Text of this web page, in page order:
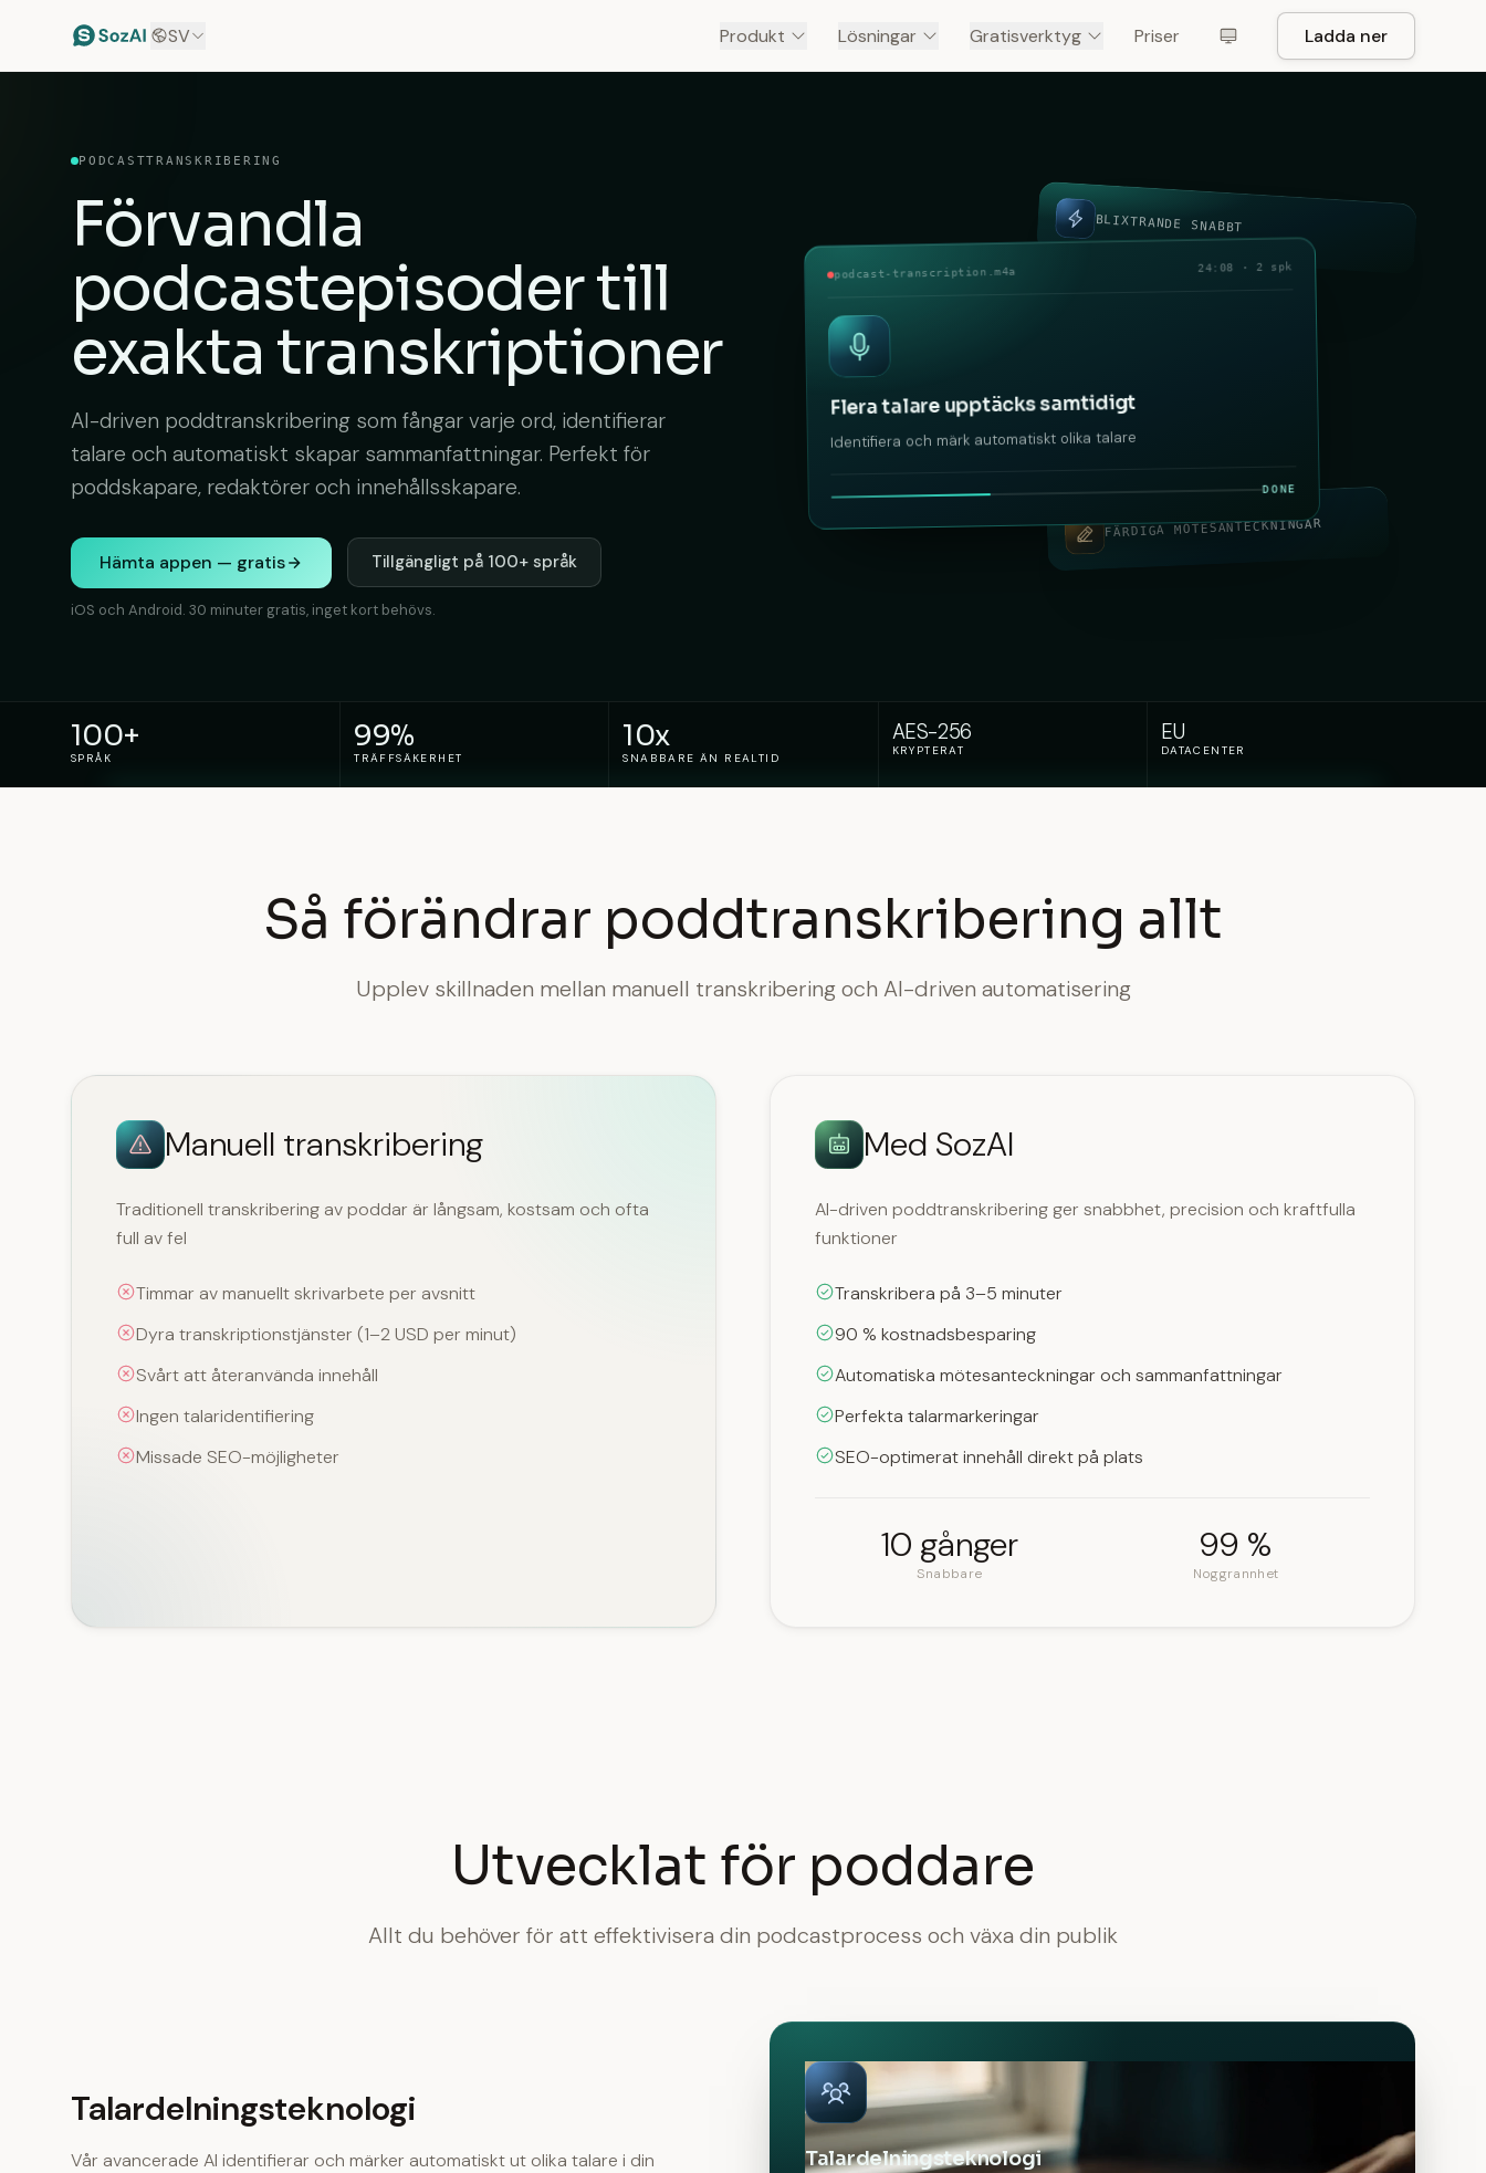
SV Produkt Lösningar Gratisverktyg Priser Ladda ner
PODCASTTRANSKRIBERING
Förvandla
podcastepisodertill
exakta transkriptioner
AI-driven poddtranskribering som fångar varje ord, identifierar
talare och automatiskt skapar sammanfattningar. Perfekt för
poddskapare, redaktörer och innehållsskapare.
Hämta appen — gratis
iOS och Android. 30 minuter gratis, inget kort behövs.
Tillgängligt på 100+ språk
BLIXTRANDE SNABBT
FÄRDIGA MÖTESANTECKNINGAR
podcast-transcription.m4a 24:08 · 2 spk
Flera talare upptäcks samtidigt
Identifiera och märk automatiskt olika talare
DONE
100+
SPRÅK
99%
TRÄFFSÄKERHET
10x
SNABBARE ÄN REALTID
AES-256
KRYPTERAT
EU
DATACENTER
Så förändrar poddtranskribering allt
Upplev skillnaden mellan manuell transkribering och AI-driven automatisering
Manuell transkribering
Traditionell transkribering av poddar är långsam, kostsam och ofta
full av fel
Timmar av manuellt skrivarbete per avsnitt
Dyra transkriptionstjänster (1–2 USD per minut)
Svårt att återanvända innehåll
Ingen talaridentifiering
Missade SEO-möjligheter
Med SozAI
AI-driven poddtranskribering ger snabbhet, precision och kraftfulla
funktioner
Transkribera på 3–5 minuter
90 % kostnadsbesparing
Automatiska mötesanteckningar och sammanfattningar
Perfekta talarmarkeringar
SEO-optimerat innehåll direkt på plats
10 gånger
Snabbare
99 %
Noggrannhet
Utvecklat för poddare
Allt du behöver för att effektivisera din podcastprocess och växa din publik
Talardelningsteknologi
Vår avancerade AI identifierar och märker automatiskt ut olika talare i din
Talardelningsteknologi